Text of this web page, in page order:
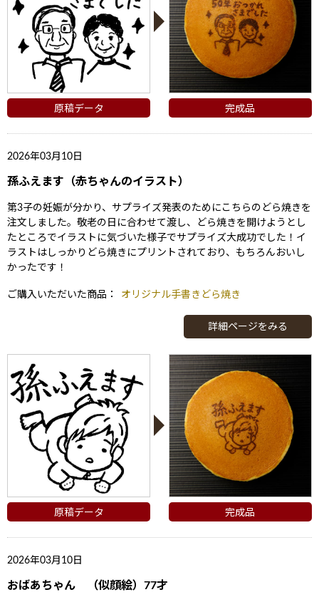
原稿データ 完成品
2026年03月10日
孫ふえます（赤ちゃんのイラスト）
第3子の妊娠が分かり、サプライズ発表のためにこちらのどら焼きを
注文しました。敬老の日に合わせて渡し、どら焼きを開けようとし
たところでイラストに気づいた様子でサプライズ大成功でした！イ
ラストはしっかりどら焼きにプリントされており、もちろんおいし
かったです！
ご購入いただいた商品： オリジナル手書きどら焼き
詳細ページをみる
原稿データ 完成品
2026年03月10日
おばあちゃん （似顔絵）77才